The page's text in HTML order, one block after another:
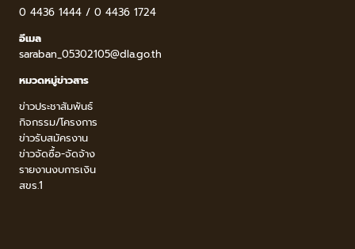
0 4436 1444 / 0 4436 1724
อีเมล
saraban_05302105@dla.go.th
หมวดหมู่ข่าวสาร
ข่าวประชาสัมพันธ์
กิจกรรม/โครงการ
ข่าวรับสมัครงาน
ข่าวจัดซื้อ-จัดจ้าง
รายงานงบการเงิน
สขร.1